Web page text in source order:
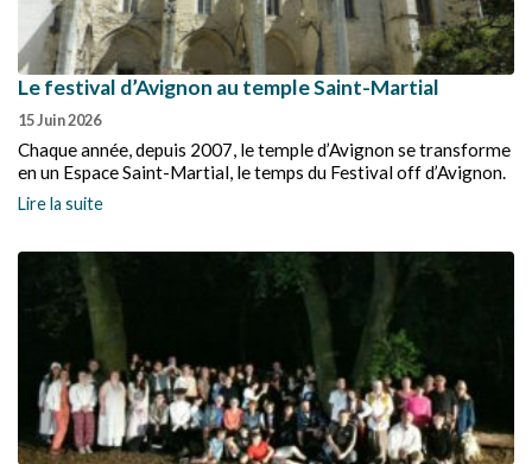
Le festival d’Avignon au temple Saint-Martial
15 Juin 2026
Chaque année, depuis 2007, le temple d’Avignon se transforme
en un Espace Saint-Martial, le temps du Festival off d’Avignon.
Lire la suite